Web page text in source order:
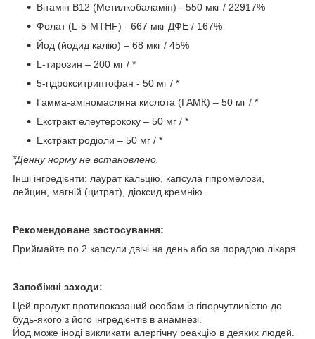
Вітамін B12 (Метилкобаламін) - 550 мкг / 22917%
Фолат (L-5-MTHF) - 667 мкг ДФЕ / 167%
Йод (йодид калію) – 68 мкг / 45%
L-тирозин – 200 мг / *
5-гідрокситриптофан - 50 мг / *
Гамма-аміномасляна кислота (ГАМК) – 50 мг / *
Екстракт елеутерококу – 50 мг / *
Екстракт родіоли – 50 мг / *
*Денну норму не встановлено.
Інші інгредієнти: лаурат кальцію, капсула гіпромелози,
лейцин, магній (цитрат), діоксид кремнію.
Рекомендоване застосування:
Приймайте по 2 капсули двічі на день або за порадою лікаря.
Запобіжні заходи:
Цей продукт протипоказаний особам із гіперчутливістю до
будь-якого з його інгредієнтів в анамнезі.
Йод може іноді викликати алергічну реакцію в деяких людей.